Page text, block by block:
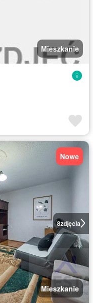
Mieszkanie
8zdjęcia
Nowe
Mieszkanie